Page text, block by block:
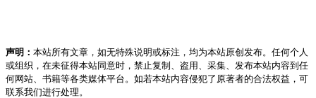
声明： 本站所有文章，如无特殊说明或标注，均为本站原创发布。任何个人
或组织，在未征得本站同意时，禁止复制、盗用、采集、发布本站内容到任
何网站、书籍等各类媒体平台。如若本站内容侵犯了原著者的合法权益，可
联系我们进行处理。